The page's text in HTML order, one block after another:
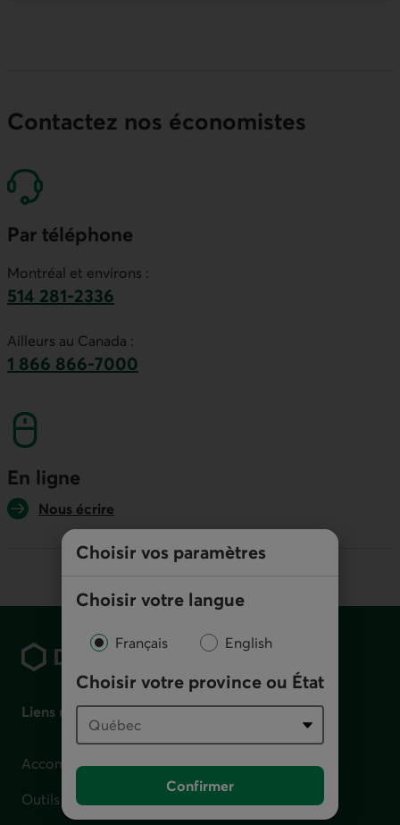
Choisir vos paramètres
Choisir votre langue
Français English
Choisir votre province ou État
Confirmer
Contactez nos économistes
Par téléphone
Montréal et environs :
514 281-2336
Ailleurs au Canada :
1 866 866-7000
En ligne
Nous écrire
Liens utiles
Accompagnement en cas de difficulté financière
Outils et calculateurs